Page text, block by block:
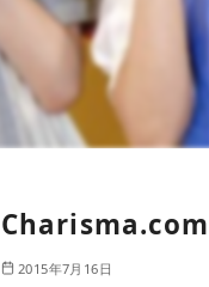
Charisma.com
2015年7月16日